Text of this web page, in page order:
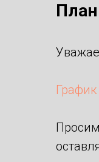
План
График